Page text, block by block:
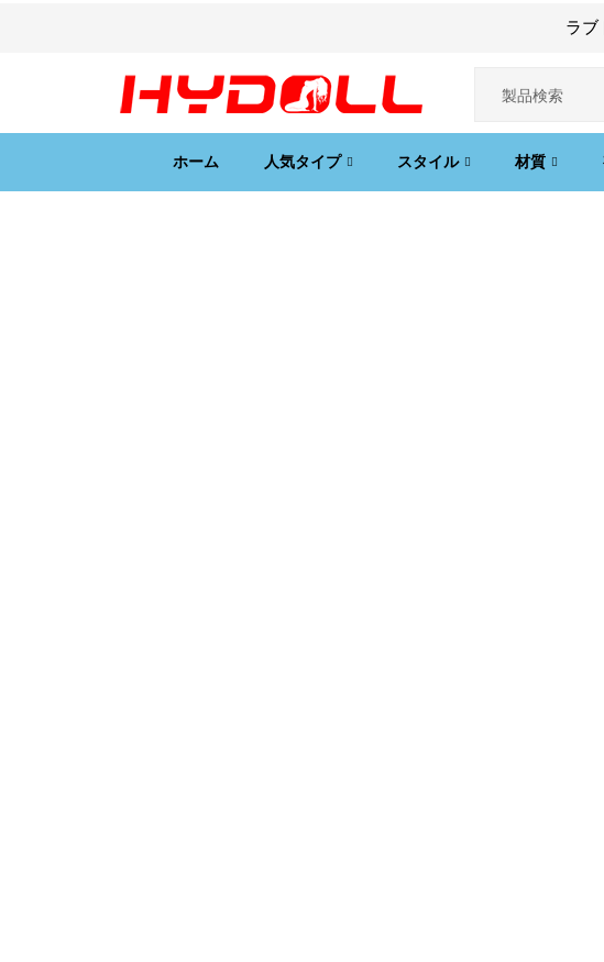
ラブ
ホーム 人気タイプ スタイル 材質